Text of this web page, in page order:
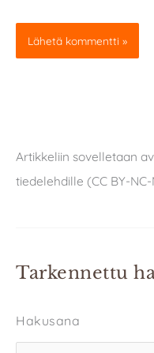
Artikkeliin sovelletaan
tiedelehdille (CC BY-NC-
Tarkennettu
Hakusana